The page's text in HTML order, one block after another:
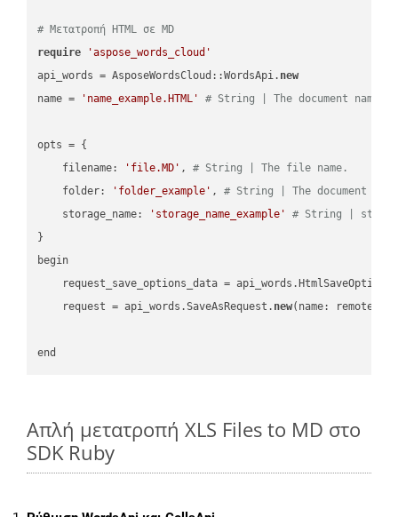
# Μετατροπή HTML σε MD
require
'aspose_words_cloud'
api_words = AsposeWordsCloud::WordsApi. new
name =
'name_example.HTML' # String | The document name.
opts = {
    filename:
'file.MD' , # String | The file name.
    folder:
'folder_example' , # String | The document
    storage_name:
'storage_name_example'
# String |
}
begin
request_save_options_data =
    request = api_words.SaveAsRequest.
new(name:
Απλή μετατροπή XLS Files to MD στο
SDK Ruby